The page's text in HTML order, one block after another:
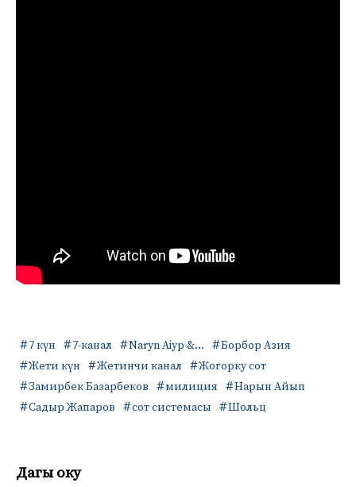
7 күн 7-канал Naryn Aiyp &...
Борбор Азия
Жети күн
Жетинчи канал
Жогорку сот
Замирбек Базарбеков
милиция
Нарын Айып
Садыр Жапаров
сот системасы Шольц
Дагы оку